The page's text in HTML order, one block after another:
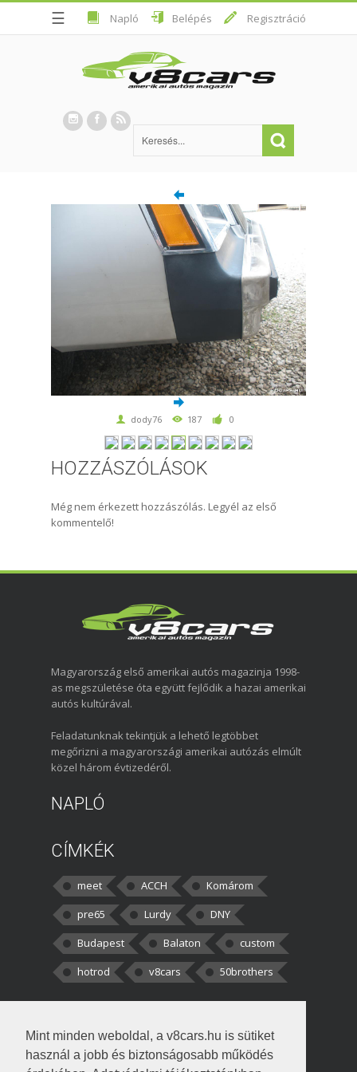
Mint minden weboldal, a v8cars.hu is sütiket
használ a jobb és biztonságosabb működés
☰ Napló Belépés Regisztráció
dody76 187 0
HOZZÁSZÓLÁSOK
Még nem érkezett hozzászólás. Legyél az első
kommentelő!
Magyarország első amerikai autós magazinja 1998-
as megszületése óta együtt fejlődik a hazai amerikai
autós kultúrával.
Feladatunknak tekintjük a lehető legtöbbet
megőrizni a magyarországi amerikai autózás elmúlt
közel három évtizedéről.
NAPLÓ
CÍMKÉK
meet ACCH
Komárom
pre65
Lurdy
DNY
Budapest
Balaton
custom
hotrod
v8cars 50brothers
kortisz:Elszúrtam! Én csak két
darabbaal számoltam. Nem tudtam, hogy fél autót,